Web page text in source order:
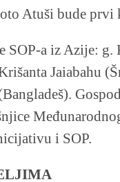
Atuši bude prvi
SOP-a iz Azije: g.
Jaiabahu
i SOP.